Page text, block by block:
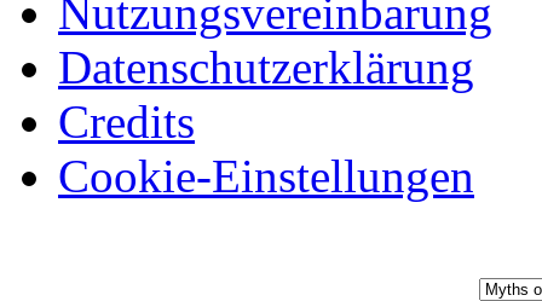
Die Erstsemester
finden sich auf dem
Campus ein!
⟩⟩22.11.2024:Das
Nutzungsvereinbarung
Datenschutzerklärung
Credits
Cookie-Einstellungen